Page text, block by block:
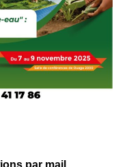
par mail